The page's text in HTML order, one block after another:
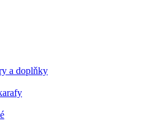
a doplňky